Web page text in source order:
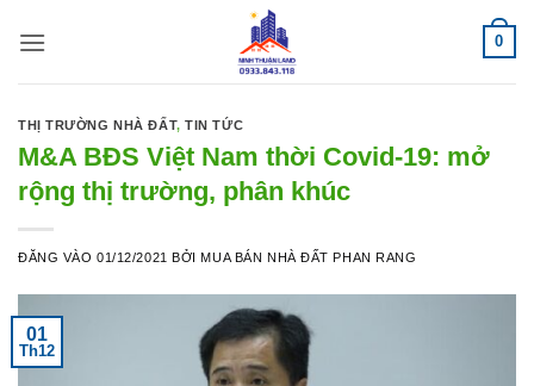
qua
0
THỊ TRƯỜNG NHÀ ĐẤT,TIN TỨC
M&A BĐS Việt Nam thời Covid-19: mở
rộng thị trường, phân khúc
ĐĂNG VÀO01/12/2021 BỞI MUA BÁN NHÀ ĐẤT PHAN RANG
01
Th12